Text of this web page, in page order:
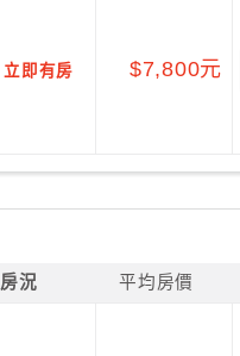
立即有房 $7,800元
房況 平均房價